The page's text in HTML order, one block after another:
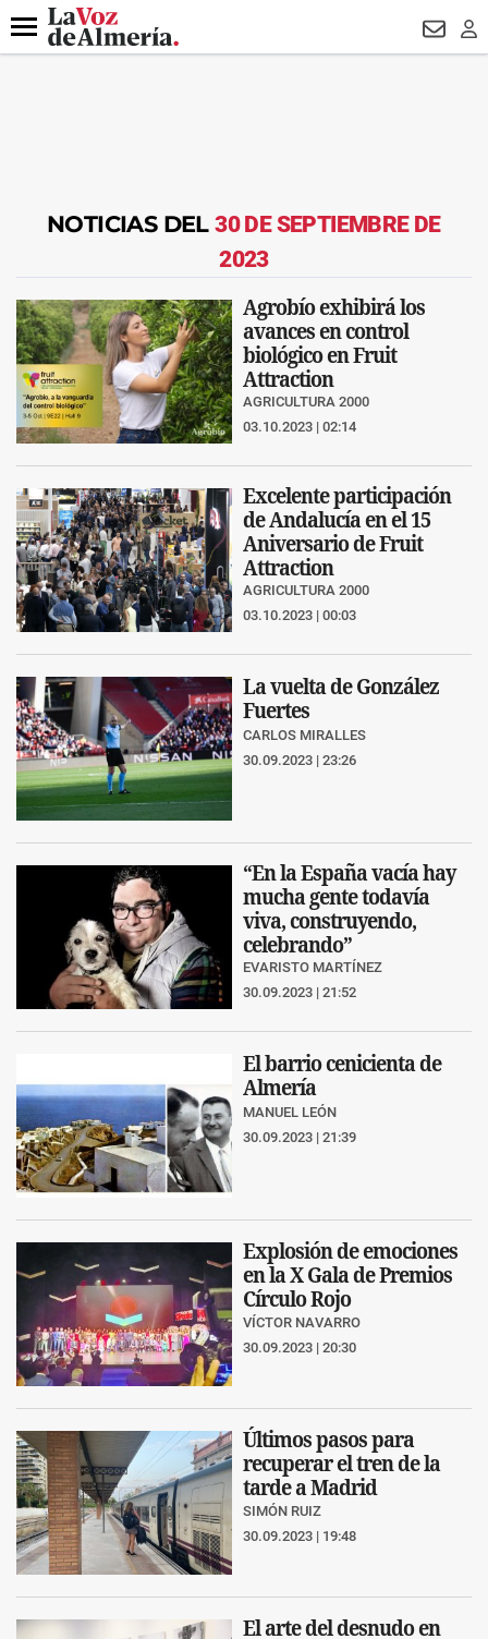
DESTACADO
Menú
NOTICIAS DEL30 DE SEPTIEMBRE DE
2023
Agrobío exhibirá los
avances en control
biológico en Fruit
Attraction
AGRICULTURA 2000
03.10.2023 | 02:14
Excelente participación
de Andalucía en el 15
Aniversario de Fruit
Attraction
AGRICULTURA 2000
03.10.2023 | 00:03
La vuelta de González
Fuertes
CARLOS MIRALLES
30.09.2023 | 23:26
“En la España vacía hay
mucha gente todavía
viva, construyendo,
celebrando”
EVARISTO MARTÍNEZ
30.09.2023 | 21:52
El barrio cenicienta de
Almería
MANUEL LEÓN
30.09.2023 | 21:39
Explosión de emociones
en la X Gala de Premios
Círculo Rojo
VÍCTOR NAVARRO
30.09.2023 | 20:30
Últimos pasos para
recuperar el tren de la
tarde a Madrid
SIMÓN RUIZ
30.09.2023 | 19:48
El arte del desnudo en